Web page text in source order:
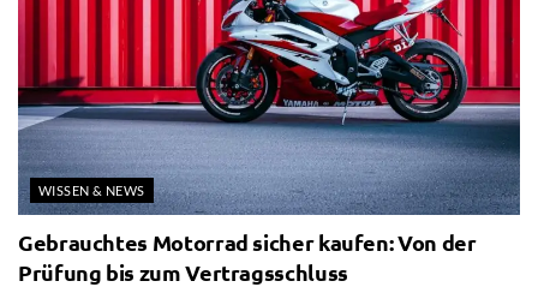
WISSEN & NEWS
Gebrauchtes Motorrad sicher kaufen: Von der
Prüfung bis zum Vertragsschluss